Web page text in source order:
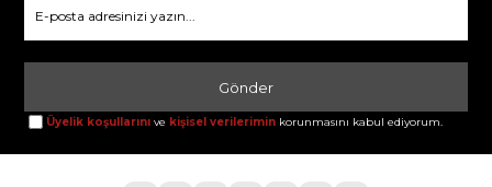
Gönder
Üyelik koşullarını ve kişisel verilerimin korunmasını kabul ediyorum.